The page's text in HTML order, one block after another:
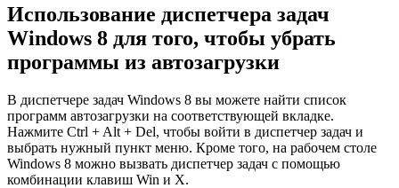
Использование диспетчера задач
Windows 8 для того, чтобы убрать
программы из автозагрузки
В диспетчере задач Windows 8 вы можете найти список
программ автозагрузки на соответствующей вкладке.
Нажмите Ctrl + Alt + Del, чтобы войти в диспетчер задач и
выбрать нужный пункт меню. Кроме того, на рабочем столе
Windows 8 можно вызвать диспетчер задач с помощью
комбинации клавиш Win и X.